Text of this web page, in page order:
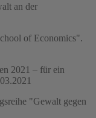
an der
of Economics".
2021 – für ein
"Gewalt gegen